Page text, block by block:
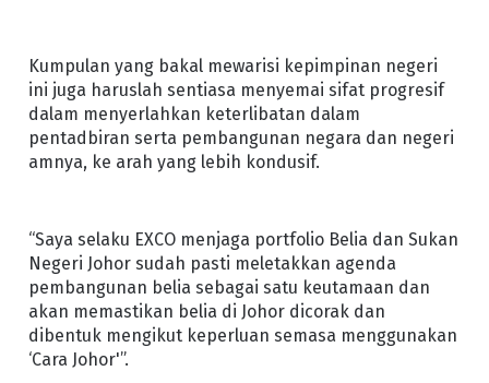
Kumpulan yang bakal mewarisi kepimpinan negeri
ini juga haruslah sentiasa menyemai sifat progresif
dalam menyerlahkan keterlibatan dalam
pentadbiran serta pembangunan negara dan negeri
amnya, ke arah yang lebih kondusif.
“Saya selaku EXCO menjaga portfolio Belia dan Sukan
Negeri Johor sudah pasti meletakkan agenda
pembangunan belia sebagai satu keutamaan dan
akan memastikan belia di Johor dicorak dan
dibentuk mengikut keperluan semasa menggunakan
‘Cara Johor'”.